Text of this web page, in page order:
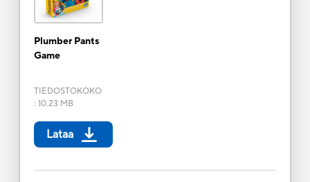
Plumber Pants
Game
TIEDOSTOKOKO
: 10.23 MB
Lataa